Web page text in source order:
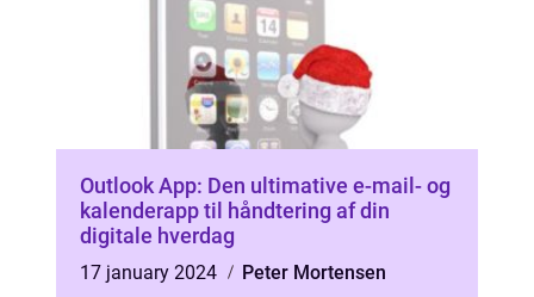
Outlook App: Den ultimative e-mail- og
kalenderapp til håndtering af din
digitale hverdag
17 january 2024
Peter Mortensen